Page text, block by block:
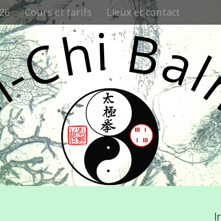
Cours et tarifs Lieux et contact
Chi Ba